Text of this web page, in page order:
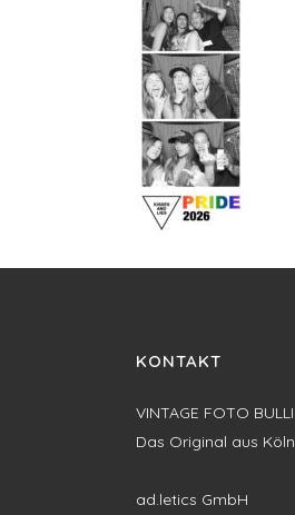
KONTAKT
VINTAGE FOTO BULLI
Das Original aus Köln
ad.letics GmbH